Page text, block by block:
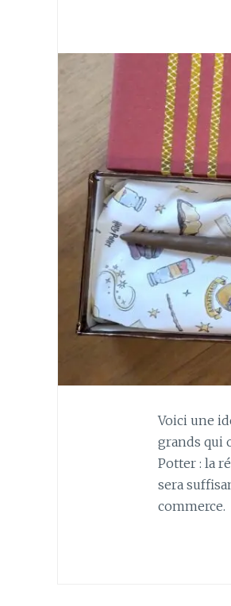
Voici une
grands qui
Potter : la
sera
commerce.